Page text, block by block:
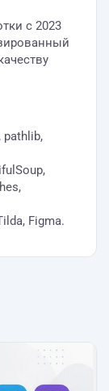
с 2023
pathlib,
Figma.